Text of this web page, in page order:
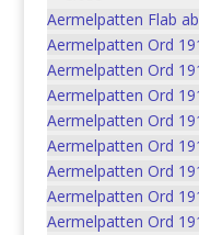
Aermelpatten Flab
Aermelpatten Ord
Aermelpatten Ord
Aermelpatten Ord
Aermelpatten Ord
Aermelpatten Ord
Aermelpatten Ord
Aermelpatten Ord
Aermelpatten Ord
1
Tenue
B
Menge
In den
Artikelnummer:
Beschreibung